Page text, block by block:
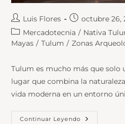
Luis Flores
octubre 26,
Mercadotecnia / Nativa
Mayas / Tulum / Zonas
Tulum es mucho más que solo
lugar que combina la
vida moderna en un entorno
Continuar Leyendo